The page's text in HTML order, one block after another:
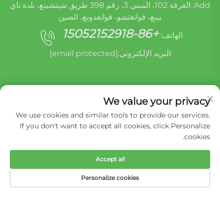
Add: الغرفة 102، المبنى 3، رقم 398 طريق شينشينغ، بلدة تاي
بينغ، قوانغتشو، قوانغدونغ، الصين
الهاتف: +86-15052152918
البريد الإلكتروني: [email protected]
حقوق الطبع والنشر © شركة ميراكل أوريدي (قوانغتشو)
لإعادة تصنيع قطع غيار السيارات المحدودة -سياسة
الخصوصية
الصفحة الرئيسية المنتجات البريد الإلكتروني الهاتف
We value your privacy
We use cookies and similar tools to provide our services.
If you don't want to accept all cookies, click Personalize
cookies.
Personalize cookies
Accept all